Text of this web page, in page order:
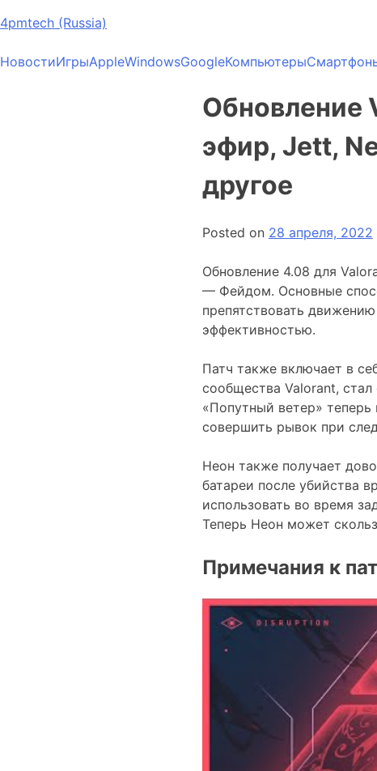
4pmtech (Russia)
НовостиИгрыAppleWindowsGoogleКомпьютеры
Обновление
эфир, Jett,
другое
Posted on 28 апреля, 2022
Обновление 4.08 для
— Фейдом. Основные
препятствовать
эффективностью.
Патч также включает в
сообщества Valorant,
«Попутный ветер»
совершить рывок при
Неон также получает
батареи после убийства
использовать во время
Теперь Неон может
Примечания к